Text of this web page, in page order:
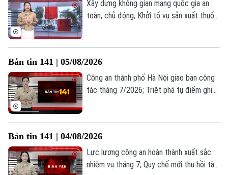
Xây dựng không gian mạng quốc gia an
toàn, chủ động; Khởi tố vụ sản xuất thuốc
Bản tin 141 hôm nay.
Bản tin 141 | 05/08/2026
Công an thành phố Hà Nội giao ban công
tác tháng 7/2026; Triệt phá tụ điểm ghi
ý trong Bản tin 141 hôm nay.
Bản tin 141 | 04/08/2026
Lực lượng công an hoàn thành xuất sắc
nhiệm vụ tháng 7; Quy chế mới thu hồi tài